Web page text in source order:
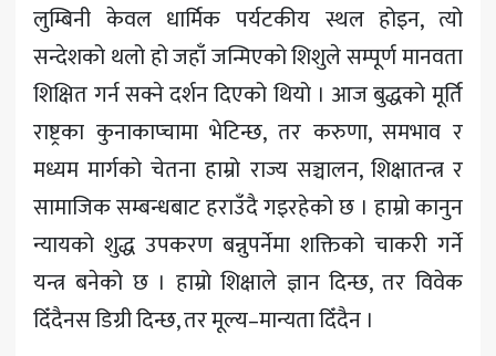
लुम्बिनी केवल धार्मिक पर्यटकीय स्थल होइन, त्यो
सन्देशको थलो हो जहाँ जन्मिएको शिशुले सम्पूर्ण मानवता
शिक्षित गर्न सक्ने दर्शन दिएको थियो । आज बुद्धको मूर्ति
राष्ट्रका कुनाकाप्चामा भेटिन्छ, तर करुणा, समभाव र
मध्यम मार्गको चेतना हाम्रो राज्य सञ्चालन, शिक्षातन्त्र र
सामाजिक सम्बन्धबाट हराउँदै गइरहेको छ । हाम्रो कानुन
न्यायको शुद्ध उपकरण बन्नुपर्नेमा शक्तिको चाकरी गर्ने
यन्त्र बनेको छ । हाम्रो शिक्षाले ज्ञान दिन्छ, तर विवेक
दिँदैनस डिग्री दिन्छ, तर मूल्य–मान्यता दिँदैन ।